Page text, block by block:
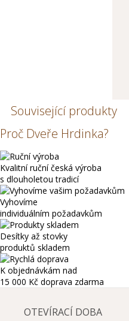
Související produkty
Proč Dveře Hrdinka?
Kvalitní ruční česká výroba
s dlouholetou tradicí
Vyhovíme
individuálním požadavkům
Desítky až stovky
produktů skladem
K objednávkám nad
15 000 Kč doprava zdarma
OTEVÍRACÍ DOBA